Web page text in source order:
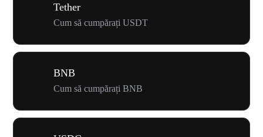
Tether
Cum să cumpărați USDT
BNB
Cum să cumpărați BNB